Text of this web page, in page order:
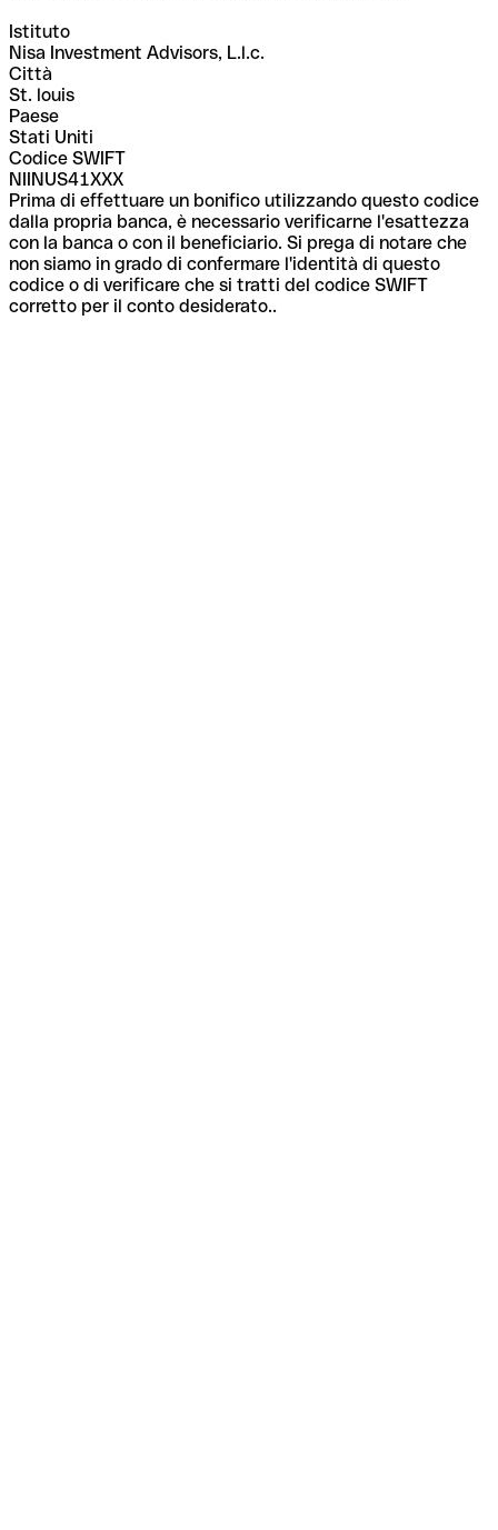
Istituto
Nisa Investment Advisors, L.l.c.
Città
St. louis
Paese
Stati Uniti
Codice SWIFT
NIINUS41XXX
Prima di effettuare un bonifico utilizzando questo codice
dalla propria banca, è necessario verificarne l'esattezza
con la banca o con il beneficiario. Si prega di notare che
non siamo in grado di confermare l'identità di questo
codice o di verificare che si tratti del codice SWIFT
corretto per il conto desiderato..